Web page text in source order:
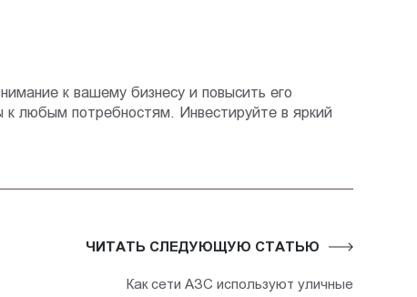
к вашему бизнесу и повысить его
к любым потребностям. Инвестируйте в яркий
ЧИТАТЬ СЛЕДУЮЩУЮ СТАТЬЮ
Как сети АЗС используют уличные